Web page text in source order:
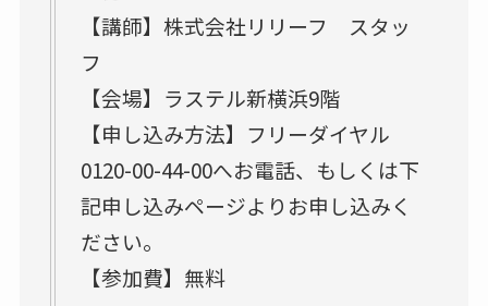
【講師】株式会社リリーフ スタッ
フ
【会場】ラステル新横浜9階
【申し込み方法】フリーダイヤル
0120-00-44-00へお電話、もしくは下
記申し込みページよりお申し込みく
ださい。
【参加費】無料